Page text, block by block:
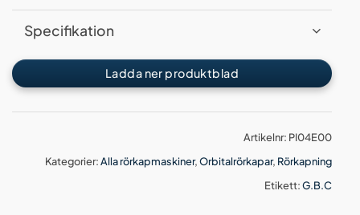
Specifikation
Ladda ner produktblad
Artikelnr: PI04E00
Kategorier:Alla rörkapmaskiner,Orbitalrörkapar, Rörkapning
Etikett:G.B.C